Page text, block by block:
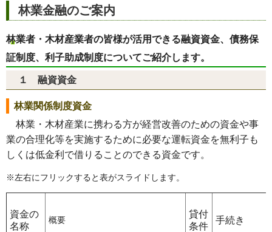
林業金融のご案内
林業者・木材産業者の皆様が活用できる融資資金、債務保
証制度、利子助成制度についてご紹介します。
１ 融資資金
林業関係制度資金
林業・木材産業に携わる方が経営改善のための資金や事
業の合理化等を実施するために必要な運転資金を無利子も
しくは低金利で借りることのできる資金です。
※左右にフリックすると表がスライドします。
資金の
名称
概要
貸付
条件
手続き